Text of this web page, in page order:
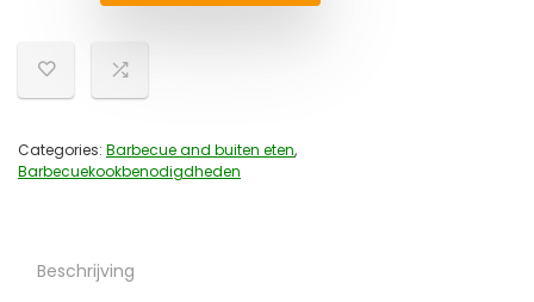
Categories: Barbecue and buiten eten,
Barbecuekookbenodigdheden
Beschrijving